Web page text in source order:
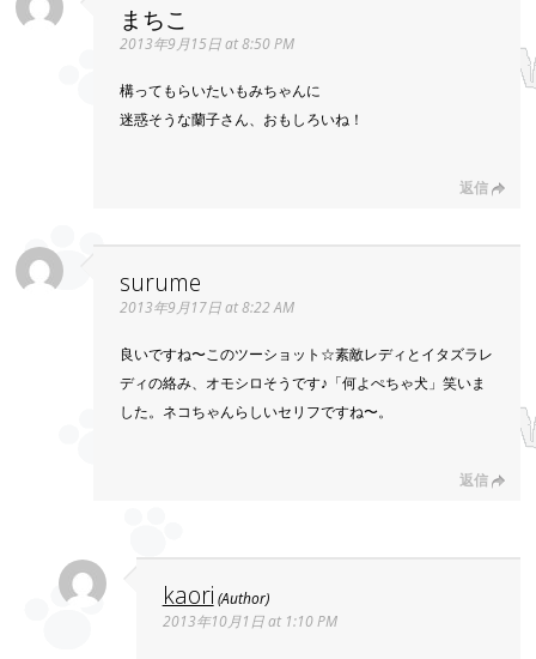
まちこ
2013年9月15日 at 8:50 PM
構ってもらいたいもみちゃんに
迷惑そうな蘭子さん、おもしろいね！
返信
surume
2013年9月17日 at 8:22 AM
良いですね〜このツーショット☆素敵レディとイタズラレ
ディの絡み、オモシロそうです♪「何よぺちゃ犬」笑いま
した。ネコちゃんらしいセリフですね〜。
返信
kaori
2013年10月1日 at 1:10 PM